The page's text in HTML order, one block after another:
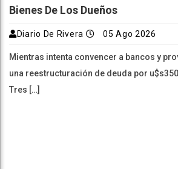
Bienes De Los Dueños
Diario De Rivera 05 Ago 2026
Mientras intenta convencer a bancos y
una reestructuración de deuda por
Tres […]